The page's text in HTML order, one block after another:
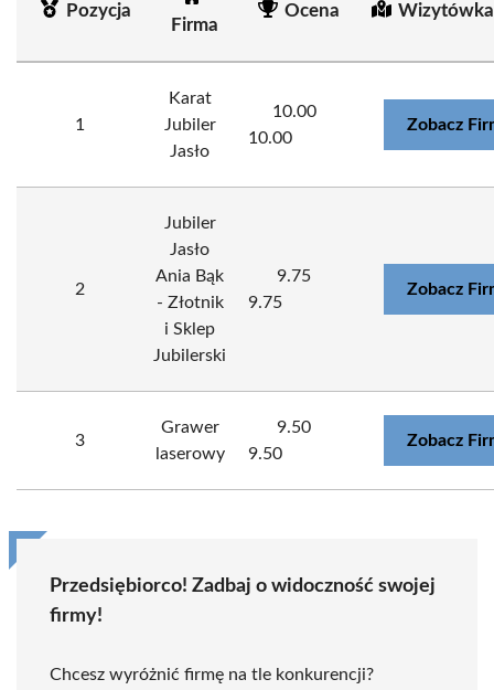
Pozycja
Firma
Ocena
1
Karat
Jubiler
Jasło
10.00
10.00
Zobacz
2
Jubiler
Jasło
Ania Bąk
- Złotnik
i Sklep
Jubilerski
9.75
9.75
Zobacz
3
Grawer
laserowy
9.50
9.50
Zobacz
Przedsiębiorco! Zadbaj o widoczność swojej
firmy!
Chcesz wyróżnić firmę na tle konkurencji?